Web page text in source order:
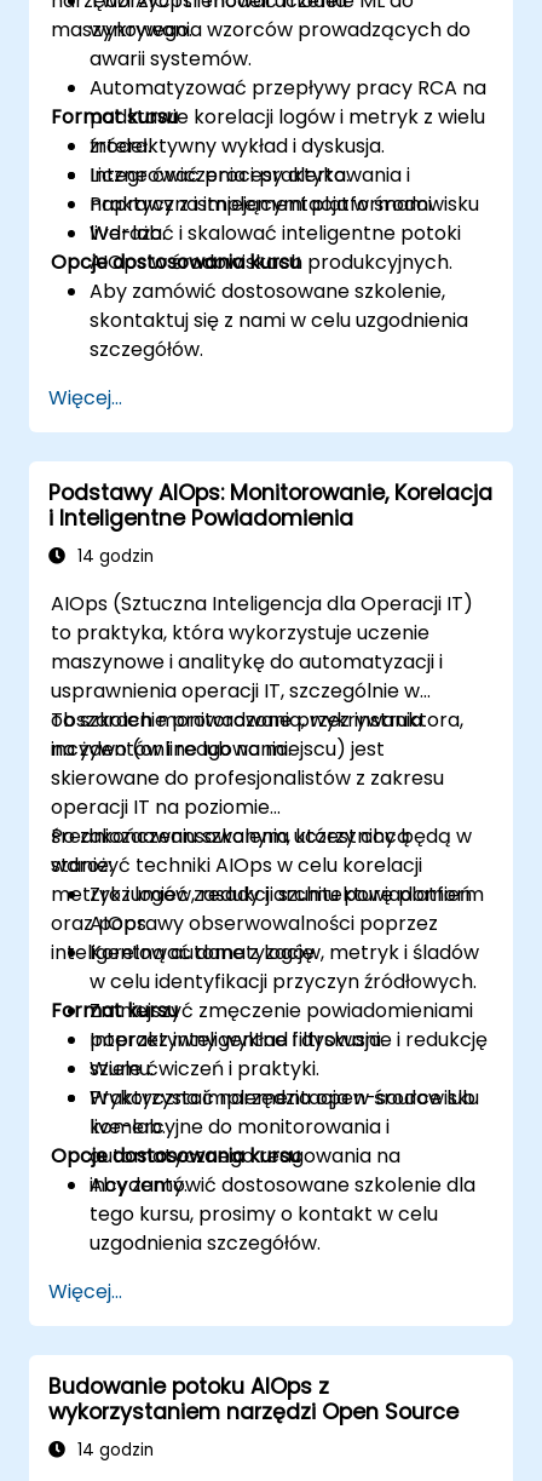
maszynowego.
wykrywania wzorców prowadzących do
awarii systemów.
Automatyzować przepływy pracy RCA na
podstawie korelacji logów i metryk z wielu
źródeł.
Integrować procesy alertowania i
naprawy z istniejącymi platformami.
Wdrażać i skalować inteligentne potoki
AIOps w środowiskach produkcyjnych.
Format kursu
Interaktywny wykład i dyskusja.
Liczne ćwiczenia i praktyka.
Praktyczna implementacja w środowisku
live-lab.
Opcje dostosowania kursu
Aby zamówić dostosowane szkolenie,
skontaktuj się z nami w celu uzgodnienia
szczegółów.
Więcej...
Podstawy AIOps: Monitorowanie, Korelacja
i Inteligentne Powiadomienia
14 godzin
AIOps (Sztuczna Inteligencja dla Operacji IT)
to praktyka, która wykorzystuje uczenie
maszynowe i analitykę do automatyzacji i
usprawnienia operacji IT, szczególnie w
obszarach monitorowania, wykrywania
incydentów i reagowania.
To szkolenie prowadzone przez instruktora,
na żywo (online lub na miejscu) jest
skierowane do profesjonalistów z zakresu
operacji IT na poziomie
średniozaawansowanym, którzy chcą
wdrożyć techniki AIOps w celu korelacji
metryk i logów, redukcji szumu powiadomień
oraz poprawy obserwowalności poprzez
inteligentną automatyzację.
Po zakończeniu szkolenia uczestnicy będą w
stanie:
Zrozumieć zasady i architekturę platform
AIOps.
Korelować dane z logów, metryk i śladów
w celu identyfikacji przyczyn źródłowych.
Zmniejszyć zmęczenie powiadomieniami
poprzez inteligentne filtrowanie i redukcję
szumu.
Wykorzystać narzędzia open-source lub
komercyjne do monitorowania i
automatycznego reagowania na
incydenty.
Format kursu
Interaktywny wykład i dyskusja.
Wiele ćwiczeń i praktyki.
Praktyczna implementacja w środowisku
live-lab.
Opcje dostosowania kursu
Aby zamówić dostosowane szkolenie dla
tego kursu, prosimy o kontakt w celu
uzgodnienia szczegółów.
Więcej...
Budowanie potoku AIOps z
wykorzystaniem narzędzi Open Source
14 godzin